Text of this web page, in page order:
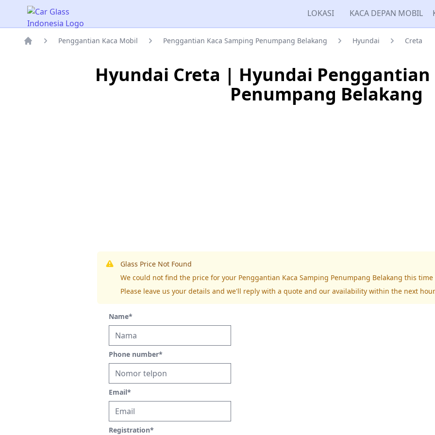
Car Glass Indonesia LOKASI KACA DEPAN MOBIL
Penggantian Kaca Mobil Penggantian Kaca Samping Penumpang Belakang Hyundai Creta
Hyundai Creta | Hyundai Penggantian
Penumpang Belakang
Glass Price Not Found
We could not find the price for your Penggantian Kaca Samping Penumpang Belakang this
Please leave us your details and we'll reply with a quote and our availability within the next
Name*
Phone number*
Email*
Registration*